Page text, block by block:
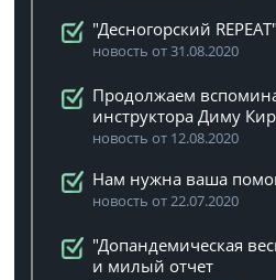
"Десногорский
новость от 31.08.2020
Продолжаем
инструктора Диму
новость от 12.08.2020
Нам нужна ваша
новость от 22.07.2020
"Допандемическая
и милый отчет